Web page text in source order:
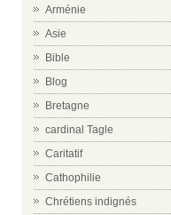
Arménie
Asie
Bible
Blog
Bretagne
cardinal Tagle
Caritatif
Cathophilie
Chrétiens indignés